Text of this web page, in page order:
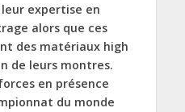
expertise en
alors que ces
des matériaux high
de leurs montres.
en présence
du monde